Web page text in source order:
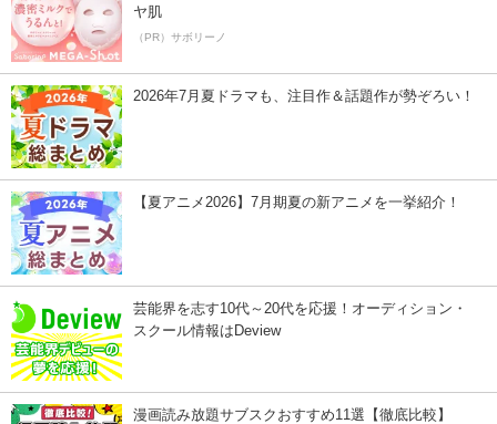
ヤ肌
（PR）サボリーノ
2026年7月夏ドラマも、注目作＆話題作が勢ぞろい！
【夏アニメ2026】7月期夏の新アニメを一挙紹介！
芸能界を志す10代～20代を応援！オーディション・
スクール情報はDeview
漫画読み放題サブスクおすすめ11選【徹底比較】